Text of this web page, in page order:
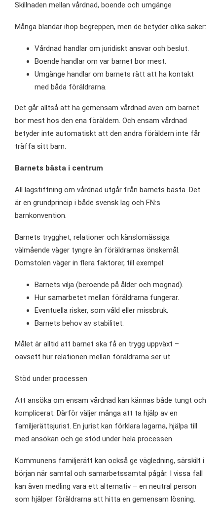
Skillnaden mellan vårdnad, boende och umgänge
Många blandar ihop begreppen, men de betyder olika saker:
Vårdnad handlar om juridiskt ansvar och beslut.
Boende handlar om var barnet bor mest.
Umgänge handlar om barnets rätt att ha kontakt
med båda föräldrarna.
Det går alltså att ha gemensam vårdnad även om barnet
bor mest hos den ena föräldern. Och ensam vårdnad
betyder inte automatiskt att den andra föräldern inte får
träffa sitt barn.
Barnets bästa i centrum
All lagstiftning om vårdnad utgår från barnets bästa. Det
är en grundprincip i både svensk lag och FN:s
barnkonvention.
Barnets trygghet, relationer och känslomässiga
välmående väger tyngre än föräldrarnas önskemål.
Domstolen väger in flera faktorer, till exempel:
Barnets vilja (beroende på ålder och mognad).
Hur samarbetet mellan föräldrarna fungerar.
Eventuella risker, som våld eller missbruk.
Barnets behov av stabilitet.
Målet är alltid att barnet ska få en trygg uppväxt –
oavsett hur relationen mellan föräldrarna ser ut.
Stöd under processen
Att ansöka om ensam vårdnad kan kännas både tungt och
komplicerat. Därför väljer många att ta hjälp av en
familjerättsjurist. En jurist kan förklara lagarna, hjälpa till
med ansökan och ge stöd under hela processen.
Kommunens familjerätt kan också ge vägledning, särskilt i
början när samtal och samarbetssamtal pågår. I vissa fall
kan även medling vara ett alternativ – en neutral person
som hjälper föräldrarna att hitta en gemensam lösning.